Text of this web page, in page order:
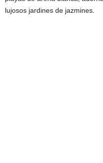
lujosos jardines de jazmines.